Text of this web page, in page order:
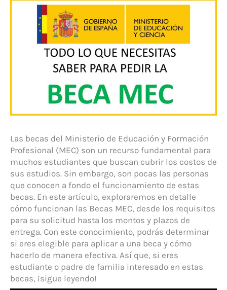
Las becas del Ministerio de Educación y Formación
Profesional (MEC) son un recurso fundamental para
muchos estudiantes que buscan cubrir los costos de
sus estudios. Sin embargo, son pocas las personas
que conocen a fondo el funcionamiento de estas
becas. En este artículo, exploraremos en detalle
cómo funcionan las Becas MEC, desde los requisitos
para su solicitud hasta los montos y plazos de
entrega. Con este conocimiento, podrás determinar
si eres elegible para aplicar a una beca y cómo
hacerlo de manera efectiva. Así que, si eres
estudiante o padre de familia interesado en estas
becas, ¡sigue leyendo!